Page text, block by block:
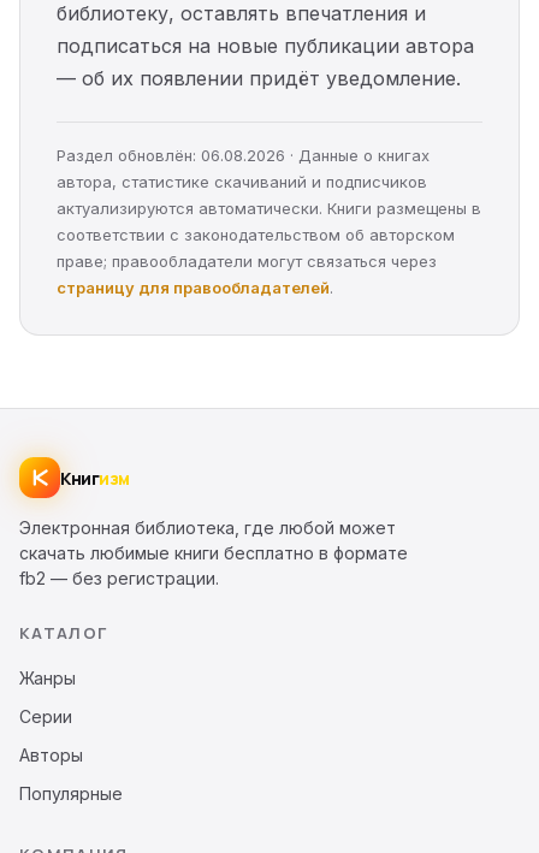
библиотеку, оставлять впечатления и
подписаться на новые публикации автора
— об их появлении придёт уведомление.
Раздел обновлён: 06.08.2026 · Данные о книгах
автора, статистике скачиваний и подписчиков
актуализируются автоматически. Книги размещены в
соответствии с законодательством об авторском
праве; правообладатели могут связаться через
страницу для правообладателей.
Книгизм
Электронная библиотека, где любой может
скачать любимые книги бесплатно в формате
fb2 — без регистрации.
КАТАЛОГ
Жанры
Серии
Авторы
Популярные